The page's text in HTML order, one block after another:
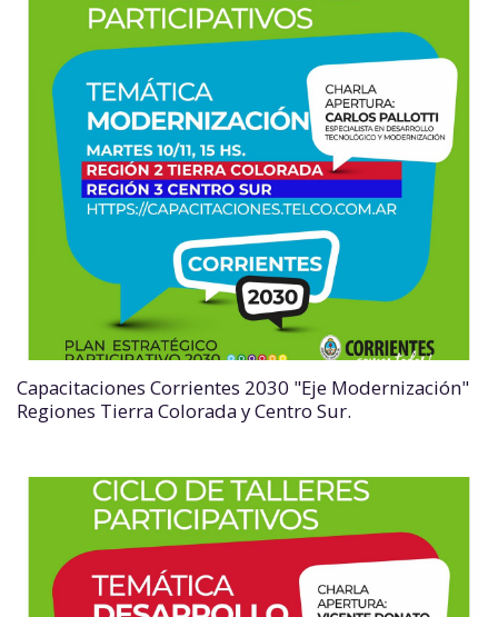
Capacitaciones Corrientes 2030 "Eje Modernización"
Regiones Tierra Colorada y Centro Sur.